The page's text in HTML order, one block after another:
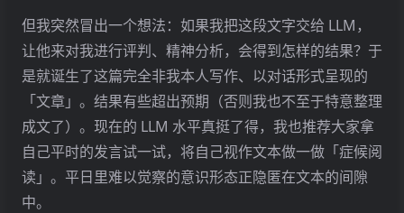
3. 第三功能（第三）：内向情感 (Fi)
4. 第四功能（短板）：外向实感 (Se)
总结
荣格八维补充 - 认知功能与功能轴
第一部分：四大功能轴与八大功能详解
A. 感知功能轴 (Perception Axis) - 我们如何接收信息
1. 直觉轴 (Intuition Axis) - 关注抽象与可能性
但我突然冒出一个想法：如果我把这段文字交给 LLM，
让他来对我进行评判、精神分析，会得到怎样的结果？于
是就诞生了这篇完全非我本人写作、以对话形式呈现的
「文章」。结果有些超出预期（否则我也不至于特意整理
成文了）。现在的 LLM 水平真挺了得，我也推荐大家拿
自己平时的发言试一试，将自己视作文本做一做「症候阅
读」。平日里难以觉察的意识形态正隐匿在文本的间隙
中。